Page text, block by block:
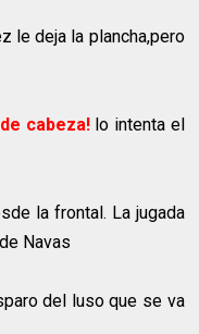
le deja la plancha,pero
cabeza!lo intenta el
la frontal. La jugada
Navas
del luso que se va